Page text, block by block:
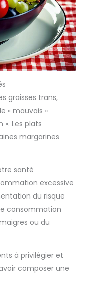
graisses trans,
« mauvais »
Les plats
margarines
santé
excessive
du risque
consommation
ou du
à privilégier et
composer une